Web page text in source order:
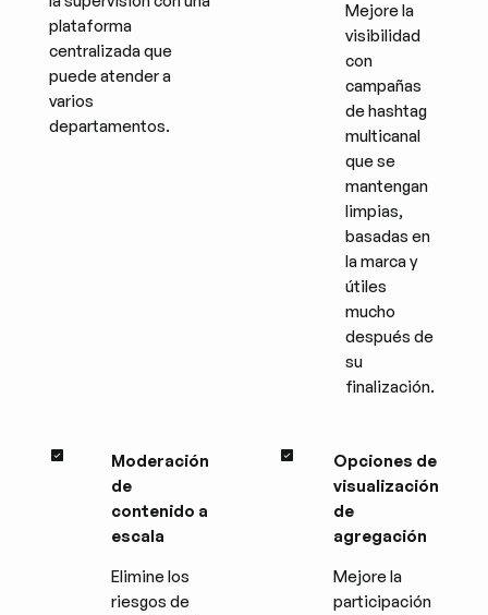
plataforma
centralizada que
puede atender a
varios
departamentos.
Mejore la
visibilidad
con
campañas
de hashtag
multicanal
que se
mantengan
limpias,
basadas en
la marca y
útiles
mucho
después de
su
finalización.
Moderación
de
contenido a
escala
Elimine los
riesgos de
Opciones de
visualización
de
agregación
Mejore la
participación